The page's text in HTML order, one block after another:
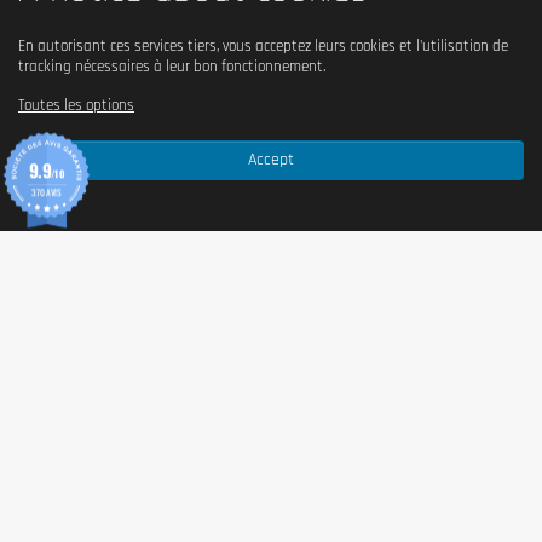
Accept
En autorisant ces services tiers, vous acceptez leurs cookies et l'utilisation de
tracking nécessaires à leur bon fonctionnement.
Toutes les options
9.9/10
370 AVIS